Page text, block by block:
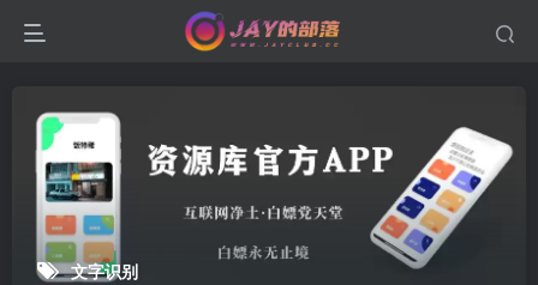
文字识别